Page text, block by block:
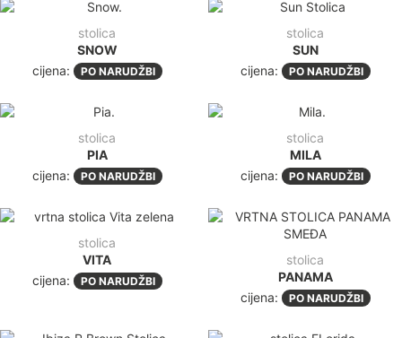
stolica
SNOW
cijena:
PO NARUDŽBI
stolica
SUN
cijena:
PO NARUDŽBI
stolica
PIA
cijena:
PO NARUDŽBI
stolica
MILA
cijena:
PO NARUDŽBI
stolica
VITA
cijena:
PO NARUDŽBI
stolica
PANAMA
cijena:
PO NARUDŽBI